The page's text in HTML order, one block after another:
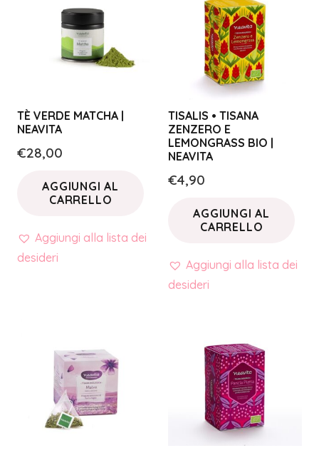
TÈ VERDE MATCHA |
NEAVITA
€28,00
AGGIUNGI AL
CARRELLO
Aggiungi alla lista dei
desideri
TISALIS • TISANA
ZENZERO E
LEMONGRASS BIO |
NEAVITA
€4,90
AGGIUNGI AL
CARRELLO
Aggiungi alla lista dei
desideri